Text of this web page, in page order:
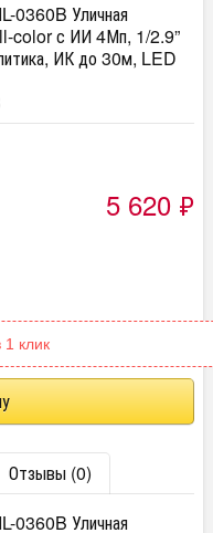
0360B Уличная
color с ИИ 4Мп, 1/2.9”
ИК до 30м, LED
5 620 ₽
1 клик
Отзывы (0)
0360B Уличная